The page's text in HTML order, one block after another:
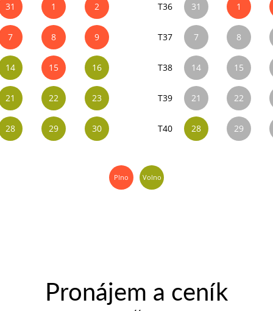
31 1 2
7 8 9
14 15 16
21 22 23
28 29 30
T36
31 1
T37 7 8
T38 14 15
T39 21 22
T40 28 29
Plno Volno
Pronájem a ceník